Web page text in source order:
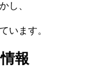
し、
います。
報